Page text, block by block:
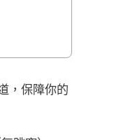
，保障你的